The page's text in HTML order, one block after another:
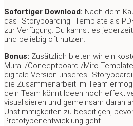
Sofortiger Download: Nach dem
das "Storyboarding" Template als
zur Verfügung. Du kannst es
und beliebig oft nutzen.
Bonus: Zusätzlich bieten wir ein
Mural-/Conceptboard-/Miro-
digitale Version unseres
die Zusammenarbeit im Team
dein Team könnt Ideen noch
visualisieren und gemeinsam daran
Unstimmigkeiten zu beseitigen,
Prototypenentwicklung geht.